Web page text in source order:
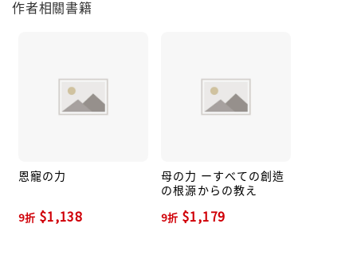
を呼び覚まし、現代を生きるための力強い導きを与え
集である。 圧倒的な直観的言語化力と経験値によって
描き出す宗教的な「目覚め」とは。「恩寵の力」「母
作者相關書籍
恩寵の力
9折 $1,138
母の力 ーすべての創造
の根源からの教え
9折 $1,179